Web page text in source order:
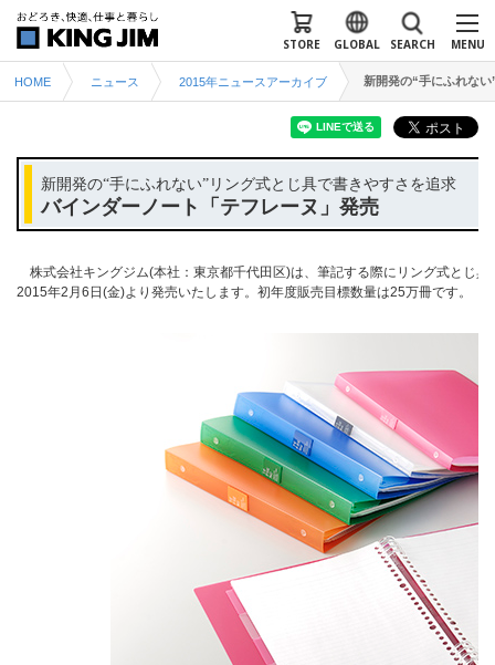
MENU
SEARCH
GLOBAL
STORE
HOME ニュース 2015年ニュースアーカイブ 新開発の“手にふれな
新開発の“手にふれない”リング式とじ具で書きやすさを追求
バインダーノート「テフレーヌ」発売
株式会社キングジム(本社：東京都千代田区)は、筆記する際にリング式とじ
2015年2月6日(金)より発売いたします。初年度販売目標数量は25万冊です。